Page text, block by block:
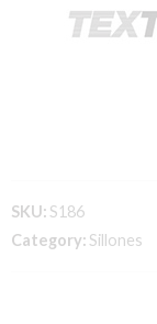
SKU: S186
Category: Sillones